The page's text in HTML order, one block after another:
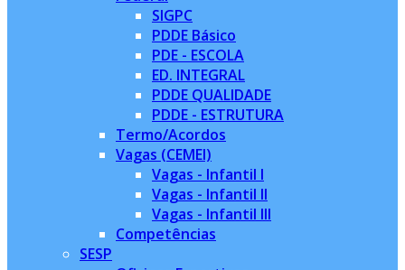
SIGPC
PDDE Básico
PDE - ESCOLA
ED. INTEGRAL
PDDE QUALIDADE
PDDE - ESTRUTURA
Termo/Acordos
Vagas (CEMEI)
Vagas - Infantil I
Vagas - Infantil II
Vagas - Infantil III
Competências
SESP